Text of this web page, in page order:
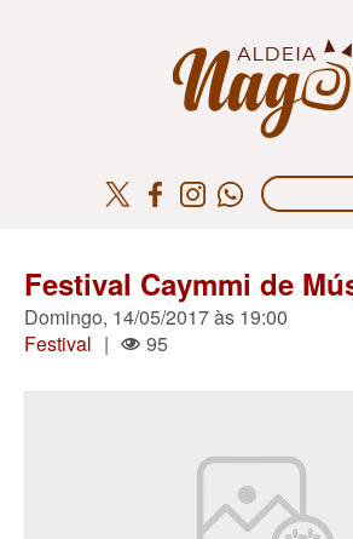
Festival Caymmi de
Domingo, 14/05/2017 às 19:00
Festival | 95